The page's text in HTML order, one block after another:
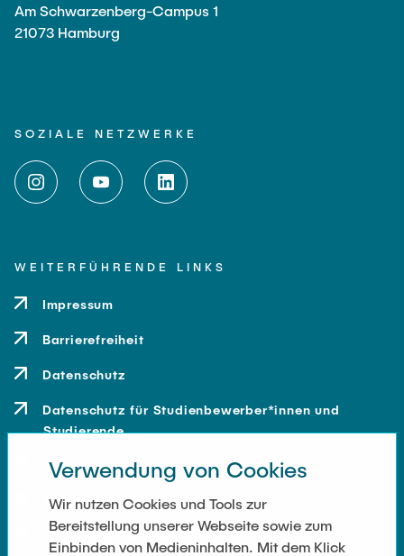
Am Schwarzenberg-Campus 1
21073 Hamburg
SOZIALE NETZWERKE
WEITERFÜHRENDE LINKS
Impressum
Barrierefreiheit
Datenschutz
Datenschutz für Studienbewerber*innen und
Studierende
Kontakt
Anfahrt
Presse und Medien
Verwendung von Cookies
Wir nutzen Cookies und Tools zur
Bereitstellung unserer Webseite sowie zum
Einbinden von Medieninhalten. Mit dem Klick